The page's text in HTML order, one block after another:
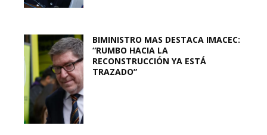
BIMINISTRO MAS DESTACA IMACEC:
“RUMBO HACIA LA
RECONSTRUCCIÓN YA ESTÁ
TRAZADO”